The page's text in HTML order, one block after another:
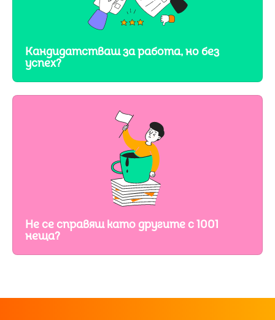
Кандидатстваш за работа, но без
успех?
Не се справяш като другите с 1001
неща?